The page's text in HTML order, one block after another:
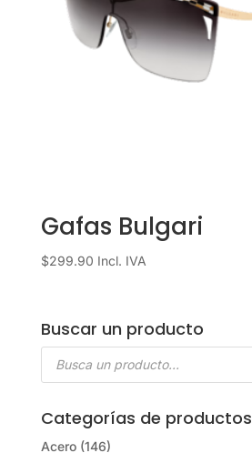
Gafas Bulgari
$299.90 Incl. IVA
Buscar un producto
Búsqueda
Categorías de productos
Acero (146)